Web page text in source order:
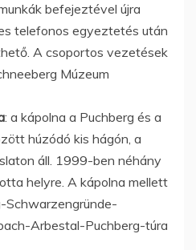
befejeztével újra
telefonos egyeztetés után
A csoportos vezetések
Múzeum
: a kápolna a Puchberg és a
húzódó kis hágón, a
áll. 1999-ben néhány
helyre. A kápolna mellett
Schwarzengründe-
Arbestal-Puchberg-túra